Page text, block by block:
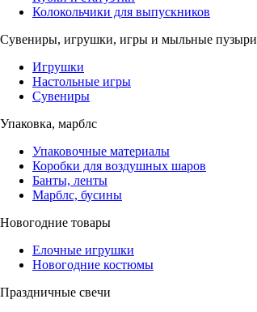
Колокольчики для выпускников
Сувениры, игрушки, игры и мыльные пузыри
Игрушки
Настольные игры
Сувениры
Упаковка, марблс
Упаковочные материалы
Коробки для воздушных шаров
Банты, ленты
Марблс, бусины
Новогодние товары
Елочные игрушки
Новогодние костюмы
Праздничные свечи